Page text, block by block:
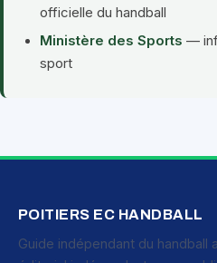
officielle du handball
Ministère des Sports —
sport
POITIERS EC HANDBALL
Guide indépendant du handball